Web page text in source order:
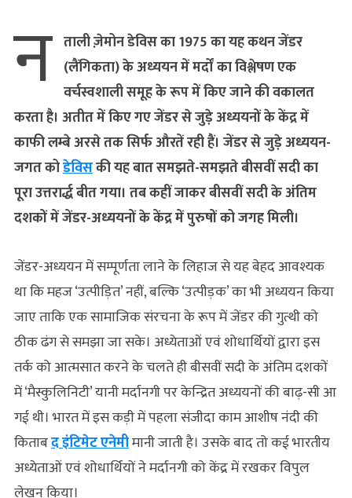
न ताली ज़ेमोन डेविस का 1975 का यह कथन जेंडर
(लैंगिकता) के अध्ययन में मर्दों का विश्लेषण एक
वर्चस्वशाली समूह के रूप में किए जाने की वकालत
करता है। अतीत में किए गए जेंडर से जुड़े अध्ययनों के केंद्र में
काफी लम्बे अरसे तक सिर्फ औरतें रही हैं। जेंडर से जुड़े अध्ययन-
जगत कोडेविसकी यह बात समझते-समझते बीसवीं सदी का
पूरा उत्तरार्द्ध बीत गया। तब कहीं जाकर बीसवीं सदी के अंतिम
दशकों में जेंडर-अध्ययनों के केंद्र में पुरुषों को जगह मिली।
जेंडर-अध्ययन में सम्पूर्णता लाने के लिहाज से यह बेहद आवश्यक
था कि महज ‘उत्पीड़ित’ नहीं, बल्कि ‘उत्पीड़क’ का भी अध्ययन किया
जाए ताकि एक सामाजिक संरचना के रूप में जेंडर की गुत्थी को
ठीक ढंग से समझा जा सके। अध्येताओं एवं शोधार्थियों द्वारा इस
तर्क को आत्मसात करने के चलते ही बीसवीं सदी के अंतिम दशकों
में ‘मैस्कुलिनिटी’ यानी मर्दानगी पर केन्द्रित अध्ययनों की बाढ़-सी आ
गई थी। भारत में इस कड़ी में पहला संजीदा काम आशीष नंदी की
किताबद इंटिमेट एनेमीमानी जाती है। उसके बाद तो कई भारतीय
अध्येताओं एवं शोधार्थियों ने मर्दानगी को केंद्र में रखकर विपुल